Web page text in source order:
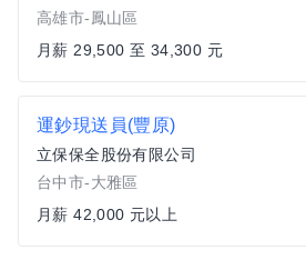
高雄市-鳳山區
月薪 29,500 至 34,300 元
運鈔現送員(豐原)
立保保全股份有限公司
台中市-大雅區
月薪 42,000 元以上